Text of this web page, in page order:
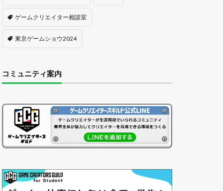
ゲームクリエイター相談室
東京ゲームショウ2024
コミュニティ案内